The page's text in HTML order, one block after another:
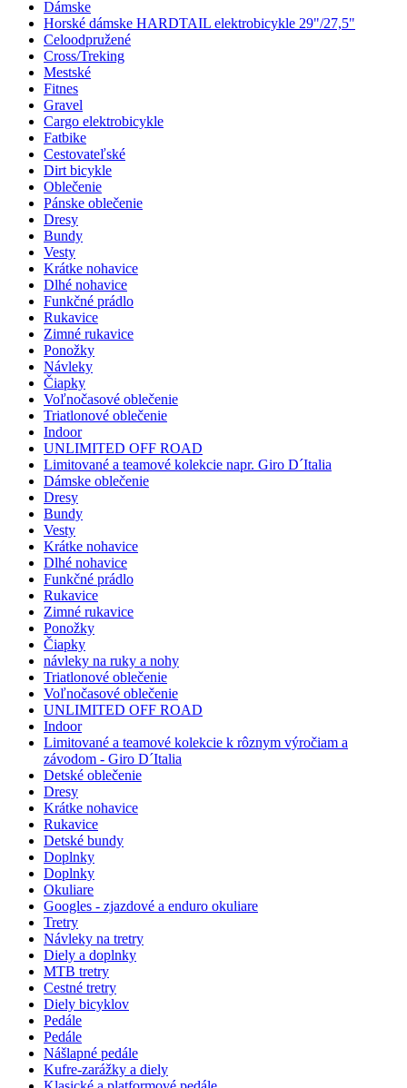
Dámske
Horské dámske HARDTAIL elektrobicykle 29"/27,5"
Celoodpružené
Cross/Treking
Mestské
Fitnes
Gravel
Cargo elektrobicykle
Fatbike
Cestovateľské
Dirt bicykle
Oblečenie
Pánske oblečenie
Dresy
Bundy
Vesty
Krátke nohavice
Dlhé nohavice
Funkčné prádlo
Rukavice
Zimné rukavice
Ponožky
Návleky
Čiapky
Voľnočasové oblečenie
Triatlonové oblečenie
Indoor
UNLIMITED OFF ROAD
Limitované a teamové kolekcie napr. Giro D´Italia
Dámske oblečenie
Dresy
Bundy
Vesty
Krátke nohavice
Dlhé nohavice
Funkčné prádlo
Rukavice
Zimné rukavice
Ponožky
Čiapky
návleky na ruky a nohy
Triatlonové oblečenie
Voľnočasové oblečenie
UNLIMITED OFF ROAD
Indoor
Limitované a teamové kolekcie k rôznym výročiam a
závodom - Giro D´Italia
Detské oblečenie
Dresy
Krátke nohavice
Rukavice
Detské bundy
Doplnky
Doplnky
Okuliare
Googles - zjazdové a enduro okuliare
Tretry
Návleky na tretry
Diely a doplnky
MTB tretry
Cestné tretry
Diely bicyklov
Pedále
Pedále
Nášlapné pedále
Kufre-zarážky a diely